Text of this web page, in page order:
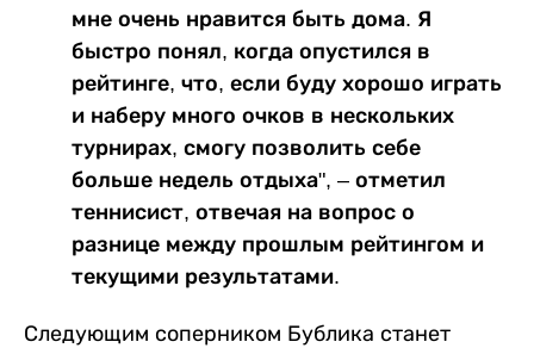
мне очень нравится быть дома. Я
быстро понял, когда опустился в
рейтинге, что, если буду хорошо играть
и наберу много очков в нескольких
турнирах, смогу позволить себе
больше недель отдыха", – отметил
теннисист, отвечая на вопрос о
разнице между прошлым рейтингом и
текущими результатами.
Следующим соперником Бублика станет